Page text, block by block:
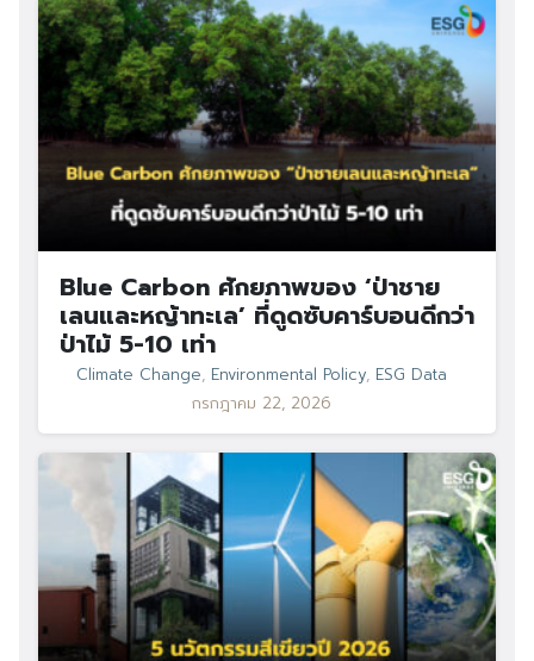
Search
Search
Blue Carbon ศักยภาพของ ‘ป่าชาย
เลนและหญ้าทะเล’ ที่ดูดซับคาร์บอนดีกว่า
ป่าไม้ 5-10 เท่า
Climate Change, Environmental Policy, ESG Data
กรกฎาคม 22, 2026